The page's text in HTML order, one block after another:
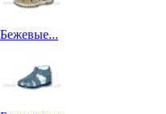
Бежевые...